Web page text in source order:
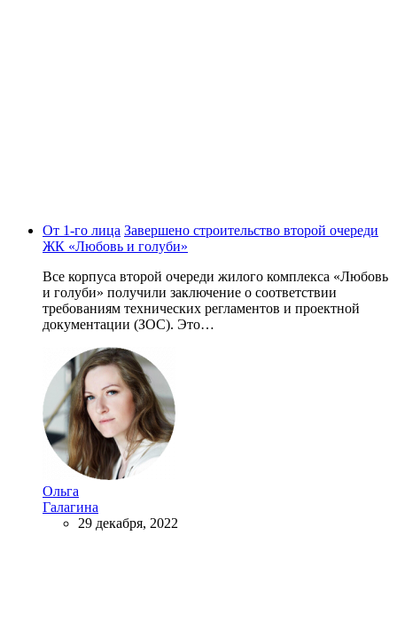
От 1-го лица Завершено строительство второй очереди
ЖК «Любовь и голуби»
Все корпуса второй очереди жилого комплекса «Любовь
и голуби» получили заключение о соответствии
требованиям технических регламентов и проектной
документации (ЗОС). Это…
Ольга
Галагина
29 декабря, 2022